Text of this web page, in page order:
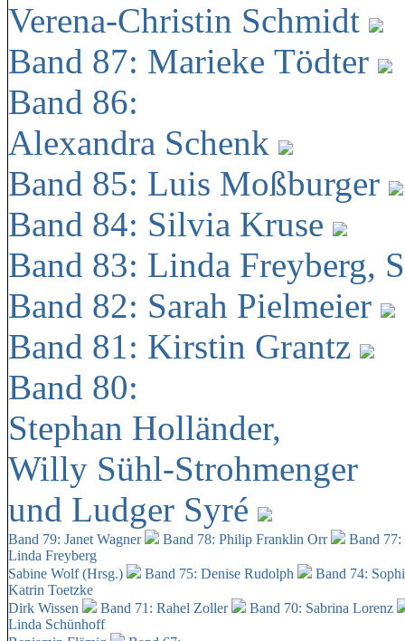
Verena-Christin Schmidt
Band 87: Marieke Tödter
Band 86:
Alexandra Schenk
Band 85: Luis Moßburger
Band 84: Silvia Kruse
Band 83: Linda Freyberg,
Band 82: Sarah Pielmeier
Band 81: Kirstin Grantz
Band 80:
Stephan Holländer,
Willy Sühl-Strohmenger
und Ludger Syré
Band 79: Janet Wagner Band 78: Philip Franklin Orr
Band
Linda Freyberg
Sabine Wolf (Hrsg.)
Band 75: Denise Rudolph
Band 74:
Katrin Toetzke
Dirk Wissen
Band 71: Rahel Zoller
Band 70: Sabrina Lorenz
Linda Schünhoff